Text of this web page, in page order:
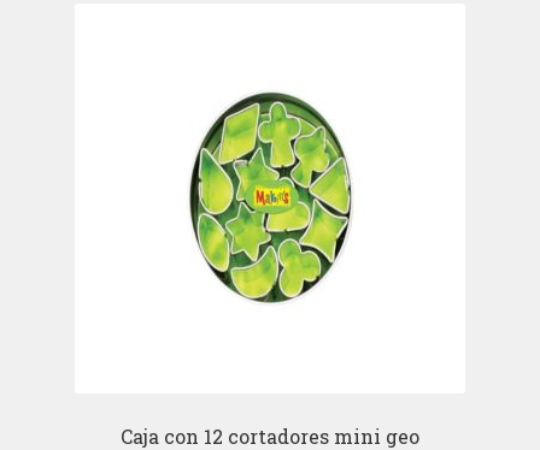
Caja con 12 cortadores mini geo